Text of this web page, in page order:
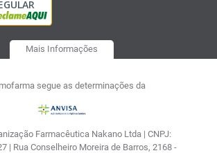
Mais Informações
segue as determinações da
Farmacêutica Nakano Ltda | CNPJ:
| Rua Conselheiro Moreira de Barros, 2168 -